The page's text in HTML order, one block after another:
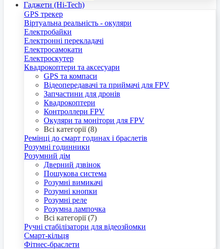
Гаджети (Hi-Tech)
GPS трекер
Віртуальна реальність - окуляри
Електробайки
Електронні перекладачі
Електросамокати
Електроскутер
Квадрокоптери та аксесуари
GPS та компаси
Відеопередавачі та приймачі для FPV
Запчастини для дронів
Квадрокоптери
Контроллери FPV
Окуляри та монітори для FPV
Всі категорії (8)
Ремінці до смарт годинах і браслетів
Розумні годинники
Розумний дім
Дверний дзвінок
Пошукова система
Розумні вимикачі
Розумні кнопки
Розумні реле
Розумна лампочка
Всі категорії (7)
Ручні стабілізатори для відеозйомки
Смарт-кільця
Фітнес-браслети